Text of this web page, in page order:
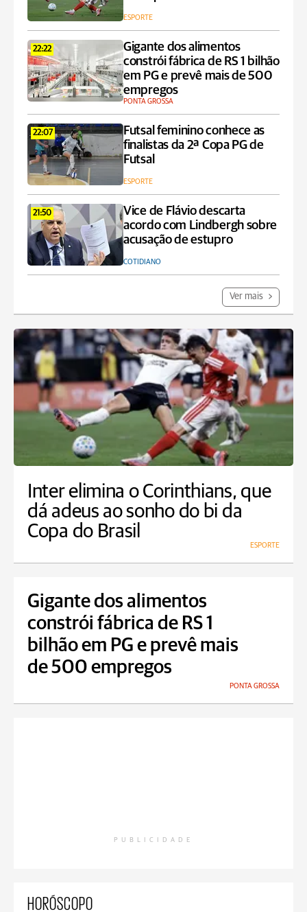
ESPORTE
22:22
Gigante dos alimentos
constrói fábrica de RS 1 bilhão
em PG e prevê mais de 500
empregos
PONTA GROSSA
22:07
Futsal feminino conhece as
finalistas da 2ª Copa PG de
Futsal
ESPORTE
21:50
Vice de Flávio descarta
acordo com Lindbergh sobre
acusação de estupro
COTIDIANO
Ver mais
Inter elimina o Corinthians, que
dá adeus ao sonho do bi da
Copa do Brasil
ESPORTE
Gigante dos alimentos
constrói fábrica de RS 1
bilhão em PG e prevê mais
de 500 empregos
PONTA GROSSA
PUBLICIDADE
HORÓSCOPO